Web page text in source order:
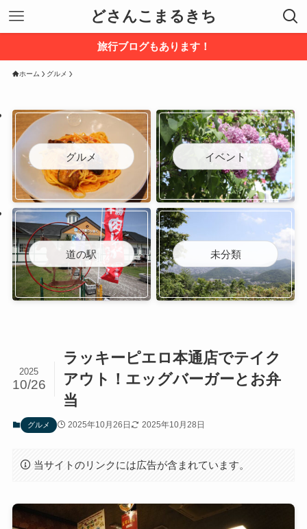
どさんこまるきち
旅行ブログもあります！
ホーム グルメ
グルメ イベント
道の駅 未分類
ラッキーピエロ本通店でテイク
アウト！エッグバーガーとお弁
当
2025
10/26
グルメ 2025年10月26日 2025年10月28日
当サイトのリンクには広告が含まれています。